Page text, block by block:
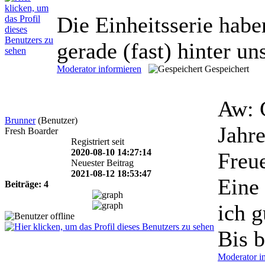
Die Einheitsserie
gerade (fast) hinter
Moderator informieren Gespeichert
Brunner (Benutzer)
Fresh Boarder
Registriert seit
2020-08-10 14:27:14
Neuester Beitrag
2021-08-12 18:53:47
Beiträge: 4
Aw:
Eine
ich
Bis
Moderator